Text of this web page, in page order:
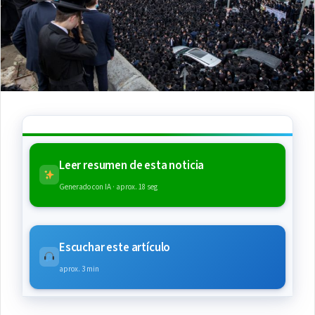
Leer resumen de esta noticia
Generado con IA · aprox. 18 seg
Escuchar este artículo
aprox. 3 min